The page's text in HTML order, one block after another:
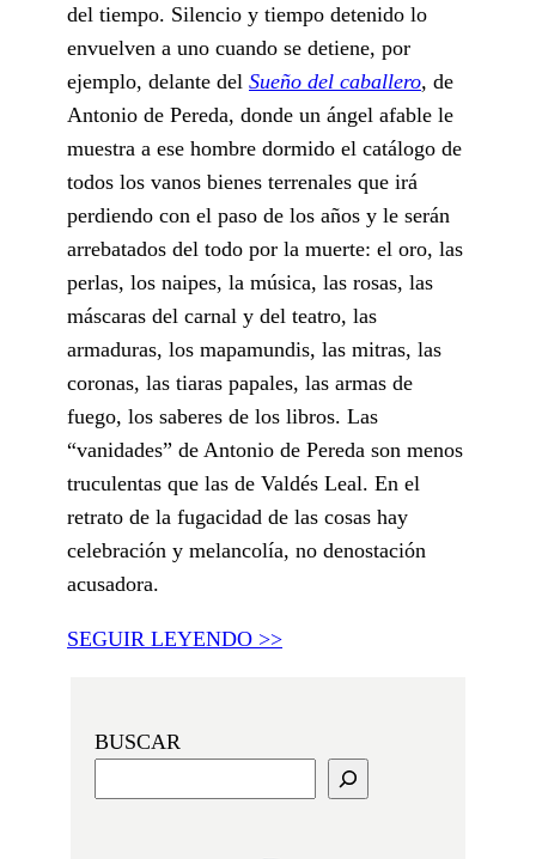
del tiempo. Silencio y tiempo detenido lo
envuelven a uno cuando se detiene, por
ejemplo, delante del Sueño del caballero, de
Antonio de Pereda, donde un ángel afable le
muestra a ese hombre dormido el catálogo de
todos los vanos bienes terrenales que irá
perdiendo con el paso de los años y le serán
arrebatados del todo por la muerte: el oro, las
perlas, los naipes, la música, las rosas, las
máscaras del carnal y del teatro, las
armaduras, los mapamundis, las mitras, las
coronas, las tiaras papales, las armas de
fuego, los saberes de los libros. Las
“vanidades” de Antonio de Pereda son menos
truculentas que las de Valdés Leal. En el
retrato de la fugacidad de las cosas hay
celebración y melancolía, no denostación
acusadora.
SEGUIR LEYENDO >>
BUSCAR